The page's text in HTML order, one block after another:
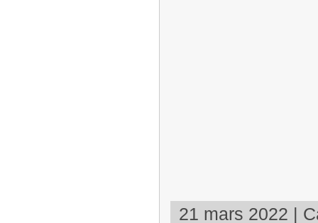
21 mars 2022 |